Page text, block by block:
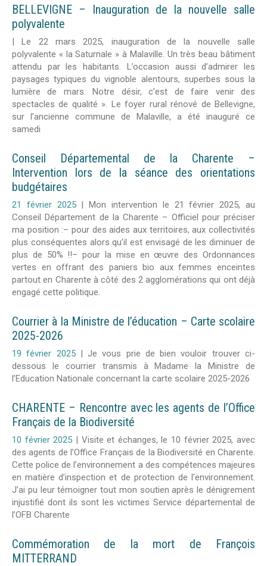
BELLEVIGNE – Inauguration de la nouvelle salle
polyvalente
|Le 22 mars 2025, inauguration de la nouvelle salle
polyvalente « la Saturnale » à Malaville. Un très beau bâtiment
attendu par les habitants. L’occasion aussi d’admirer les
paysages typiques du vignoble alentours, superbes sous la
lumière de mars. Notre désir, c’est de faire venir des
spectacles de qualité ». Le foyer rural rénové de Bellevigne,
sur l’ancienne commune de Malaville, a été inauguré ce
samedi
Conseil Départemental de la Charente –
Intervention lors de la séance des orientations
budgétaires
21 février 2025 |Mon intervention le 21 février 2025, au
Conseil Département de la Charente – Officiel pour préciser
ma position :– pour des aides aux territoires, aux collectivités
plus conséquentes alors qu’il est envisagé de les diminuer de
plus de 50% !!– pour la mise en œuvre des Ordonnances
vertes en offrant des paniers bio aux femmes enceintes
partout en Charente à côté des 2 agglomérations qui ont déjà
engagé cette politique.
Courrier à la Ministre de l’éducation – Carte scolaire
2025-2026
19 février 2025 |Je vous prie de bien vouloir trouver ci-
dessous le courrier transmis à Madame la Ministre de
l’Education Nationale concernant la carte scolaire 2025-2026
CHARENTE – Rencontre avec les agents de l’Office
Français de la Biodiversité
10 février 2025 | Visite et échanges, le 10 février 2025, avec
des agents de l’Office Français de la Biodiversité en Charente.
Cette police de l’environnement a des compétences majeures
en matière d’inspection et de protection de l’environnement.
J’ai pu leur témoigner tout mon soutien après le dénigrement
injustifié dont ils sont les victimes Service départemental de
l’OFB Charente
Commémoration de la mort de François
MITTERRAND